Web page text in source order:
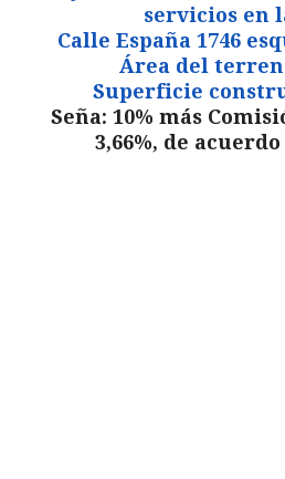
servicios en
Calle España 1746
Área del
Superficie
Seña: 10% más
3,66%, de acuerdo